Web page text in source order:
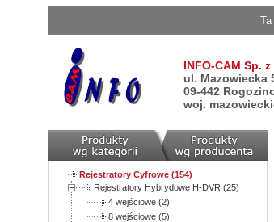
INFO-CAM Sp. z
ul. Mazowiecka
09-442
woj.
Rejestratory Cyfrowe (154)
Rejestratory Hybrydowe H-DVR (25)
4 wejściowe (2)
8 wejściowe (5)